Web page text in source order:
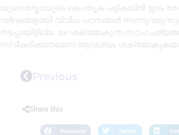
യുനെസ്കോയുടെ പൈതൃക പട്ടികയിൽ ഇടം
വർഷങ്ങളായി വിവിധ പഠനങ്ങൾ
നടപ്പായിട്ടില്ല. മഴ ശക്തമാകുന്ന
സ്വീകരിക്കണമെന്ന ആവശ്യം
Previous
Share this
Facebook Twitter